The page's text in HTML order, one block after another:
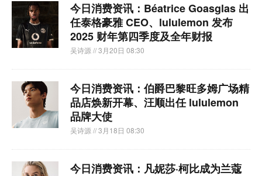
今日消费资讯：Béatrice Goasglas 出
任泰格豪雅 CEO、lululemon 发布
2025 财年第四季度及全年财报
吴诗源 // 3月20日 08:30
今日消费资讯：伯爵巴黎旺多姆广场精
品店焕新开幕、汪顺出任 lululemon
品牌大使
吴诗源 // 3月18日 08:30
今日消费资讯：凡妮莎·柯比成为兰蔻